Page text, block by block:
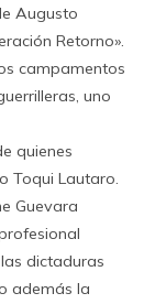
Augusto
Retorno».
campamentos
uno
quienes
Toqui Lautaro.
Guevara
dictaduras
además la